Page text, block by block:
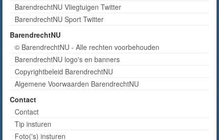
BarendrechtNU Vliegtuigen Twitter
BarendrechtNU Sport Twitter
BarendrechtNU
© BarendrechtNU - Alle rechten voorbehouden
BarendrechtNU logo's en banners
Copyrightbeleid BarendrechtNU
Algemene Voorwaarden BarendrechtNU
Contact
Contact
Tip insturen
Foto('s) insturen